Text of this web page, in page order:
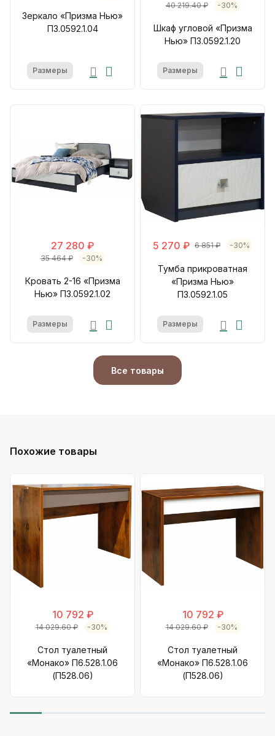
Зеркало «Призма Нью»
П3.0592.1.04
Размеры
40 219.40 ₽ -30%
Шкаф угловой «Призма
Нью» П3.0592.1.20
Размеры
27 280 ₽
35 464 ₽ -30%
Кровать 2-16 «Призма
Нью» П3.0592.1.02
Размеры
5 270 ₽ 6 851 ₽ -30%
Тумба прикроватная
«Призма Нью»
П3.0592.1.05
Размеры
Все товары
Похожие товары
10 792 ₽
14 029.60 ₽ -30%
Стол туалетный
«Монако» П6.528.1.06
(П528.06)
10 792 ₽
14 029.60 ₽ -30%
Стол туалетный
«Монако» П6.528.1.06
(П528.06)